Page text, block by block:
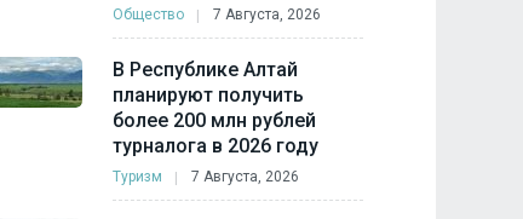
Общество 7 Августа, 2026
В Республике Алтай
планируют получить
более 200 млн рублей
турналога в 2026 году
Туризм 7 Августа, 2026